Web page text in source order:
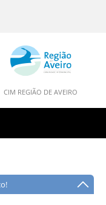
CIM REGIÃO DE AVEIRO